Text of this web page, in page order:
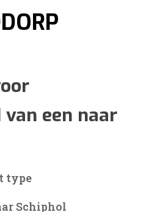
van een naar
type
Schiphol